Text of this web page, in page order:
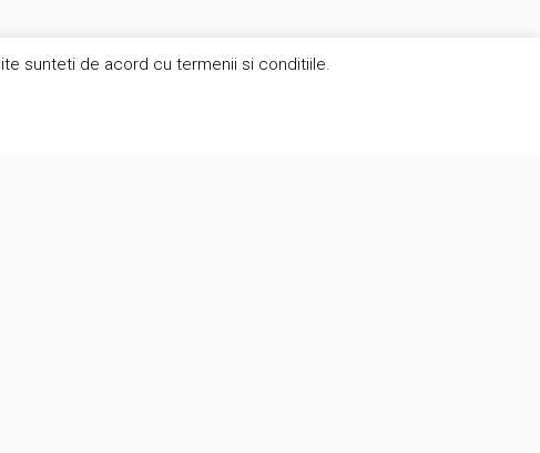
sunteti de acord cu termenii si conditiile.